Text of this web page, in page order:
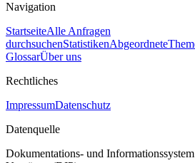
Navigation
StartseiteAlle Anfragen
durchsuchenStatistikenAbgeordnete
GlossarÜber uns
Rechtliches
ImpressumDatenschutz
Datenquelle
Dokumentations- und